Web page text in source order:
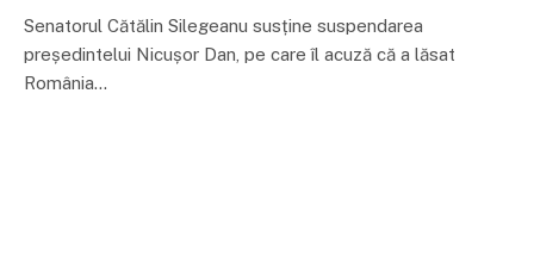
Senatorul Cătălin Silegeanu susține suspendarea
președintelui Nicușor Dan, pe care îl acuză că a lăsat
România…